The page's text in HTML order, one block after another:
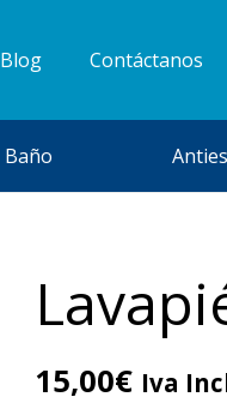
Blog Contáctanos
Baño
15,00€ Iva